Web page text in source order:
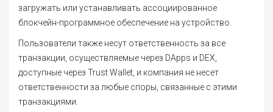
загружать или устанавливать ассоциированное
блокчейн-программное обеспечение на устройство.
Пользователи также несут ответственность за все
транзакции, осуществляемые через DApps и DEX,
доступные через Trust Wallet, и компания не несет
ответственности за любые споры, связанные с этими
транзакциями.